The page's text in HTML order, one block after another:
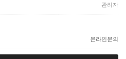
관리자
온라인문의